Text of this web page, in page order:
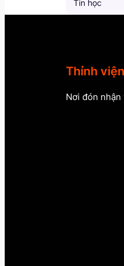
Tin học
Thỉnh
Nơi đón